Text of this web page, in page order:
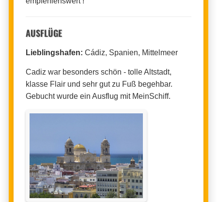
AUSFLÜGE
Lieblingshafen: Cádiz, Spanien, Mittelmeer
Cadiz war besonders schön - tolle Altstadt,
klasse Flair und sehr gut zu Fuß begehbar.
Gebucht wurde ein Ausflug mit MeinSchiff.